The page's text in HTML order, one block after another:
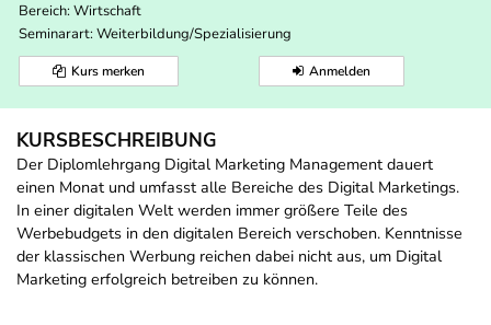
Bereich: Wirtschaft
Seminarart: Weiterbildung/Spezialisierung
Kurs merken Anmelden
KURSBESCHREIBUNG
Der Diplomlehrgang Digital Marketing Management dauert
einen Monat und umfasst alle Bereiche des Digital Marketings.
In einer digitalen Welt werden immer größere Teile des
Werbebudgets in den digitalen Bereich verschoben. Kenntnisse
der klassischen Werbung reichen dabei nicht aus, um Digital
Marketing erfolgreich betreiben zu können.